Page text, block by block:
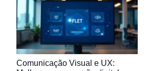
Comunicação Visual e UX: